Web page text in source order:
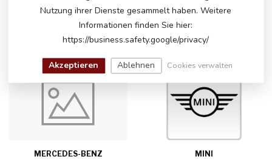
MCLAREN MERCEDES-BENZ
MERCEDES-BENZ MINI
Nutzung ihrer Dienste gesammelt haben. Weitere
Informationen finden Sie hier:
https://business.safety.google/privacy/
Akzeptieren Ablehnen Cookies verwalten